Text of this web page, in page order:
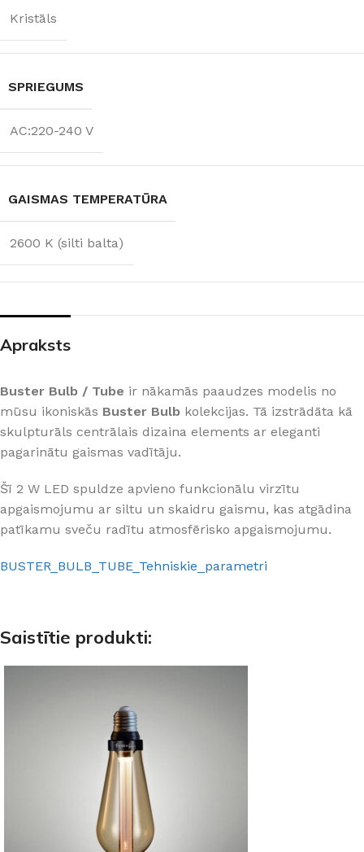
Kristāls
SPRIEGUMS
AC:220-240 V
GAISMAS TEMPERATŪRA
2600 K (silti balta)
Apraksts
Buster Bulb / Tube ir nākamās paaudzes modelis no
mūsu ikoniskās Buster Bulb kolekcijas. Tā izstrādāta kā
skulpturāls centrālais dizaina elements ar eleganti
pagarinātu gaismas vadītāju.
Šī 2 W LED spuldze apvieno funkcionālu virzītu
apgaismojumu ar siltu un skaidru gaismu, kas atgādina
patīkamu sveču radītu atmosfērisko apgaismojumu.
BUSTER_BULB_TUBE_Tehniskie_parametri
Saistītie produkti: